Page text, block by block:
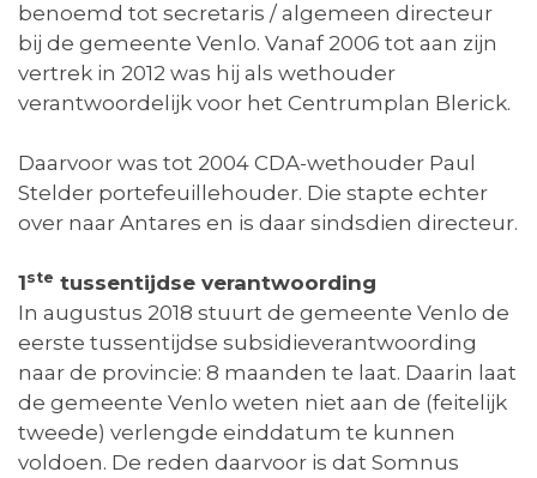
benoemd tot secretaris / algemeen directeur
bij de gemeente Venlo. Vanaf 2006 tot aan zijn
vertrek in 2012 was hij als wethouder
verantwoordelijk voor het Centrumplan Blerick.
Daarvoor was tot 2004 CDA-wethouder Paul
Stelder portefeuillehouder. Die stapte echter
over naar Antares en is daar sindsdien directeur.
1ste tussentijdse verantwoording
In augustus 2018 stuurt de gemeente Venlo de
eerste tussentijdse subsidieverantwoording
naar de provincie: 8 maanden te laat. Daarin laat
de gemeente Venlo weten niet aan de (feitelijk
tweede) verlengde einddatum te kunnen
voldoen. De reden daarvoor is dat Somnus